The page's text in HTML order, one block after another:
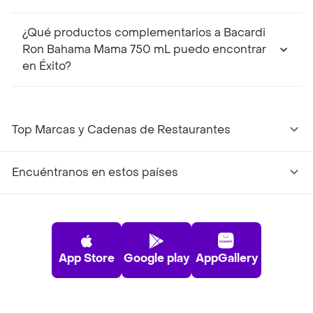
¿Qué productos complementarios a Bacardi
Ron Bahama Mama 750 mL puedo encontrar
en Éxito?
Top Marcas y Cadenas de Restaurantes
Encuéntranos en estos países
App Store Google play AppGallery